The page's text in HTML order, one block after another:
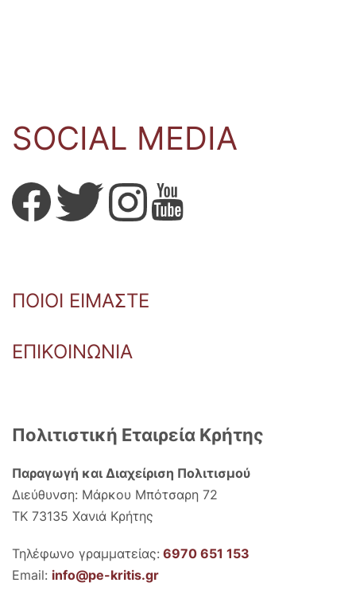
SOCIAL MEDIA
ΠΟΙΟΙ ΕΙΜΑΣΤΕ
ΕΠΙΚΟΙΝΩΝΙΑ
Πολιτιστική Εταιρεία Κρήτης
Παραγωγή και Διαχείριση Πολιτισμού
Διεύθυνση: Μάρκου Μπότσαρη 72
ΤΚ 73135 Χανιά Κρήτης
Τηλέφωνο γραμματείας: 6970 651 153
Email: info@pe-kritis.gr